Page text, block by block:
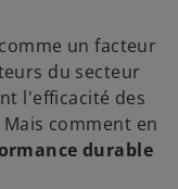
un facteur
du secteur
l'efficacité des
comment en
durable